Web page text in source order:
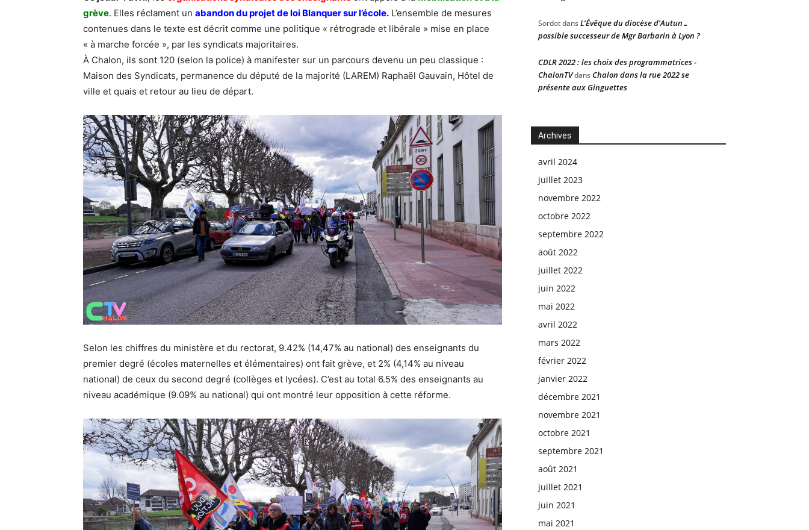
grève. Elles réclament un abandon du projet de loi Blanquer sur l’école. L’ensemble de mesures
contenues dans le texte est décrit comme une politique « rétrograde et libérale » mise en place
« à marche forcée », par les syndicats majoritaires.
À Chalon, ils sont 120 (selon la police) à manifester sur un parcours devenu un peu classique :
Maison des Syndicats, permanence du député de la majorité (LAREM) Raphaël Gauvain, Hôtel de
ville et quais et retour au lieu de départ.
Selon les chiffres du ministère et du rectorat, 9.42% (14,47% au national) des enseignants du
premier degré (écoles maternelles et élémentaires) ont fait grève, et 2% (4,14% au niveau
national) de ceux du second degré (collèges et lycées). C’est au total 6.5% des enseignants au
niveau académique (9.09% au national) qui ont montré leur opposition à cette réforme.
Sordotdans L’Évêque du diocèse d’Autun…
possible successeur de Mgr Barbarin à Lyon ?
CDLR 2022 : les choix des programmatrices -
ChalonTVdans Chalon dans la rue 2022 se
présente aux Ginguettes
Archives
avril 2024
juillet 2023
novembre 2022
octobre 2022
septembre 2022
août 2022
juillet 2022
juin 2022
mai 2022
avril 2022
mars 2022
février 2022
janvier 2022
décembre 2021
novembre 2021
octobre 2021
septembre 2021
août 2021
juillet 2021
juin 2021
mai 2021